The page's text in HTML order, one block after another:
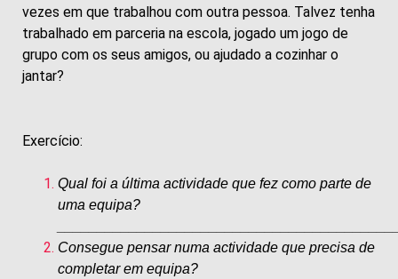
vezes em que trabalhou com outra pessoa. Talvez tenha
trabalhado em parceria na escola, jogado um jogo de
grupo com os seus amigos, ou ajudado a cozinhar o
jantar?
Exercício:
Qual foi a última actividade que fez como parte de
uma equipa?
Consegue pensar numa actividade que precisa de
completar em equipa?